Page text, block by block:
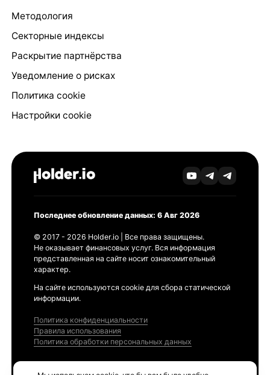
Методология
Секторные индексы
Раскрытие партнёрства
Уведомление о рисках
Политика cookie
Настройки cookie
Последнее обновление данных: 6 Авг 2026
© 2017 - 2026 Holder.io | Все права защищены.
Не оказывает финансовых услуг. Вся информация
представленная на сайте носит ознакомительный
характер.
На сайте используются cookie для сбора статической
информации.
Политика конфиденциальности
Правила использования
Политика обработки персональных данных